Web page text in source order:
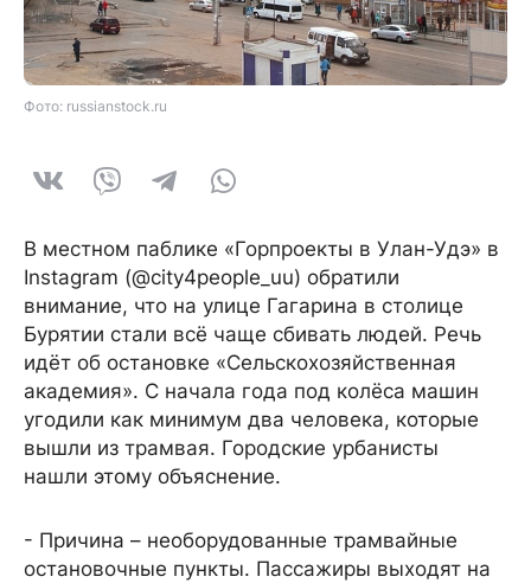
Фото: russianstock.ru
В местном паблике «Горпроекты в Улан-Удэ» в
Instagram (@city4people_uu) обратили
внимание, что на улице Гагарина в столице
Бурятии стали всё чаще сбивать людей. Речь
идёт об остановке «Сельскохозяйственная
академия». С начала года под колёса машин
угодили как минимум два человека, которые
вышли из трамвая. Городские урбанисты
нашли этому объяснение.
- Причина – необорудованные трамвайные
остановочные пункты. Пассажиры выходят на